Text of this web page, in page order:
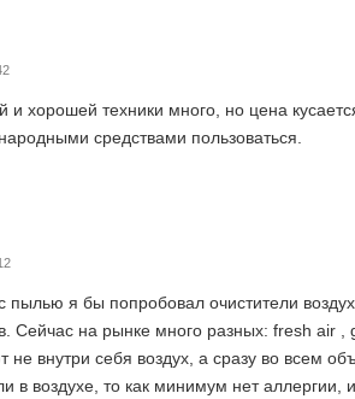
и хорошей техники много, но цена
средствами пользоваться.
пылью я бы попробовал очистители
Сейчас на рынке много разных: fresh air
внутри себя воздух, а сразу во всем
в воздухе, то как минимум нет аллергии,